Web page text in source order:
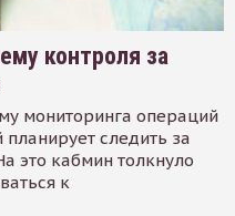
контроля за
мониторинга операций
следить за
это кабмин толкнуло
к